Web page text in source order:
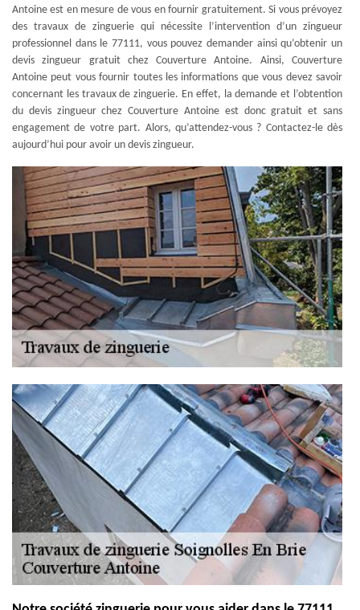
Antoine est en mesure de vous en fournir gratuitement. Si vous prévoyez
des travaux de zinguerie qui nécessite l’intervention d’un zingueur
professionnel dans le 77111, vous pouvez demander ainsi qu’obtenir un
devis zingueur gratuit chez Couverture Antoine. Ainsi, Couverture
Antoine peut vous fournir toutes les informations que vous devez savoir
concernant les travaux de zinguerie. En effet, la demande et l’obtention
du devis zingueur chez Couverture Antoine est donc gratuit et sans
engagement de votre part. Alors, qu’attendez-vous ? Contactez-le dès
aujourd’hui pour avoir un devis zingueur.